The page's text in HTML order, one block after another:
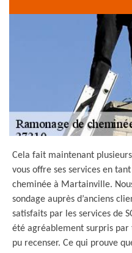
Cela fait maintenant
vous offre ses services en
cheminée à Martainville.
sondage auprès d’anciens
satisfaits par les services de
été agréablement surpris par
pu recenser. Ce qui prouve